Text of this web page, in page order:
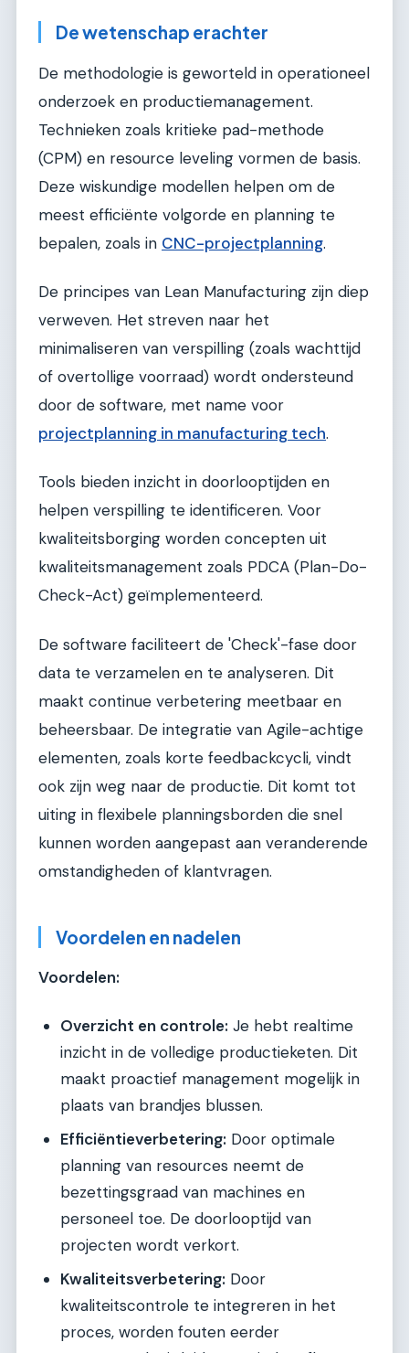
De wetenschap erachter
De methodologie is geworteld in operationeel
onderzoek en productiemanagement.
Technieken zoals kritieke pad-methode
(CPM) en resource leveling vormen de basis.
Deze wiskundige modellen helpen om de
meest efficiënte volgorde en planning te
bepalen, zoals in CNC-projectplanning.
De principes van Lean Manufacturing zijn diep
verweven. Het streven naar het
minimaliseren van verspilling (zoals wachttijd
of overtollige voorraad) wordt ondersteund
door de software, met name voor
projectplanning in manufacturing tech.
Tools bieden inzicht in doorlooptijden en
helpen verspilling te identificeren. Voor
kwaliteitsborging worden concepten uit
kwaliteitsmanagement zoals PDCA (Plan-Do-
Check-Act) geïmplementeerd.
De software faciliteert de 'Check'-fase door
data te verzamelen en te analyseren. Dit
maakt continue verbetering meetbaar en
beheersbaar. De integratie van Agile-achtige
elementen, zoals korte feedbackcycli, vindt
ook zijn weg naar de productie. Dit komt tot
uiting in flexibele planningsborden die snel
kunnen worden aangepast aan veranderende
omstandigheden of klantvragen.
Voordelen en nadelen
Voordelen:
Overzicht en controle: Je hebt realtime
inzicht in de volledige productieketen. Dit
maakt proactief management mogelijk in
plaats van brandjes blussen.
Efficiëntieverbetering: Door optimale
planning van resources neemt de
bezettingsgraad van machines en
personeel toe. De doorlooptijd van
projecten wordt verkort.
Kwaliteitsverbetering: Door
kwaliteitscontrole te integreren in het
proces, worden fouten eerder